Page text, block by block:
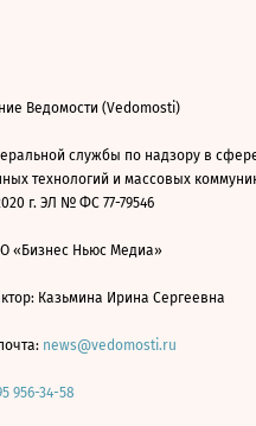
Ведомости (Vedomosti)
службы по надзору в
технологий и массовых
г. ЭЛ № ФС 77-79546
«Бизнес Ньюс Медиа»
Казьмина Ирина Сергеевна
news@vedomosti.ru
956-34-58